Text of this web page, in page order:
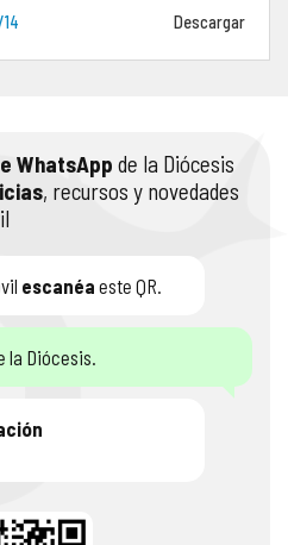
Descargar
WhatsApp de la Diócesis
, recursos y novedades
escanéa este QR.
la Diócesis.
RELIGIOSAS